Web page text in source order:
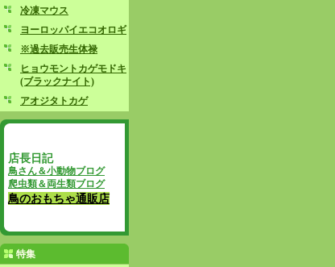
冷凍マウス
ヨーロッパイエコオロギ
※過去販売生体禄
ヒョウモントカゲモドキ
(ブラックナイト)
アオジタトカゲ
店長日記
鳥さん＆小動物ブログ
爬虫類＆両生類ブログ
鳥のおもちゃ通販店
特集